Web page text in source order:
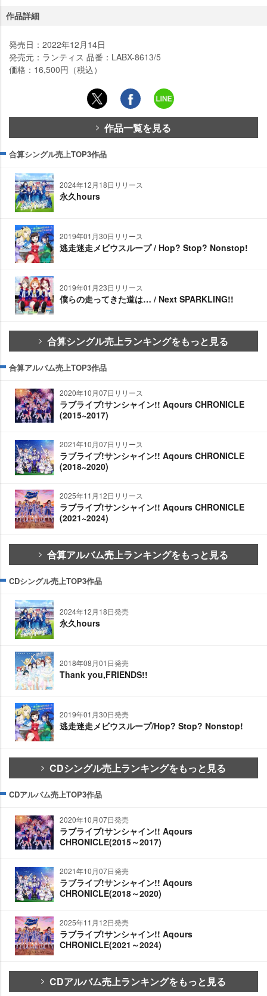
作品詳細
発売日：2022年12月14日
発売元：ランティス 品番：LABX-8613/5
価格：16,500円（税込）
作品一覧を見る
合算シングル売上TOP3作品
2024年12月18日リリース
永久hours
2019年01月30日リリース
逃走迷走メビウスループ / Hop? Stop? Nonstop!
2019年01月23日リリース
僕らの走ってきた道は… / Next SPARKLING!!
合算シングル売上ランキングをもっと見る
合算アルバム売上TOP3作品
2020年10月07日リリース
ラブライブ!サンシャイン!! Aqours CHRONICLE
(2015~2017)
2021年10月07日リリース
ラブライブ!サンシャイン!! Aqours CHRONICLE
(2018~2020)
2025年11月12日リリース
ラブライブ!サンシャイン!! Aqours CHRONICLE
(2021~2024)
合算アルバム売上ランキングをもっと見る
CDシングル売上TOP3作品
2024年12月18日発売
永久hours
2018年08月01日発売
Thank you,FRIENDS!!
2019年01月30日発売
逃走迷走メビウスループ/Hop? Stop? Nonstop!
CDシングル売上ランキングをもっと見る
CDアルバム売上TOP3作品
2020年10月07日発売
ラブライブ!サンシャイン!! Aqours
CHRONICLE(2015～2017)
2021年10月07日発売
ラブライブ!サンシャイン!! Aqours
CHRONICLE(2018～2020)
2025年11月12日発売
ラブライブ!サンシャイン!! Aqours
CHRONICLE(2021～2024)
CDアルバム売上ランキングをもっと見る